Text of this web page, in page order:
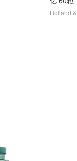
Holland